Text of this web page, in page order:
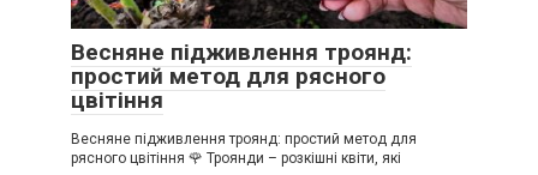
Весняне підживлення троянд:
простий метод для рясного
цвітіння
Весняне підживлення троянд: простий метод для
рясного цвітіння 🌹 Троянди – розкішні квіти, які